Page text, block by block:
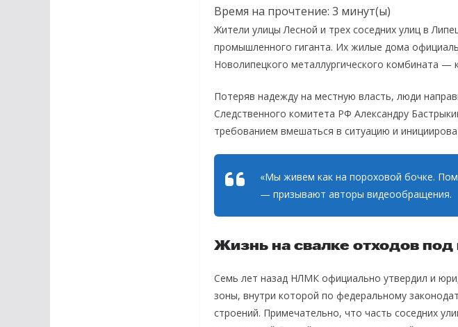
Время на прочтение: 3 минут(ы)
Жители улицы Лесной и трех соседних улиц в
промышленного гиганта. Их жилые дома
Новолипецкого металлургического комбината —
Потеряв надежду на местную власть, люди
Следственного комитета РФ Александру
требованием вмешаться в ситуацию и
«Мы живем как на пороховой бочке.
— призывают авторы видеообращения.
Жизнь на свалке отходов
Семь лет назад НЛМК официально утвердил и
зоны, внутри которой по федеральному
строений. Примечательно, что часть соседних